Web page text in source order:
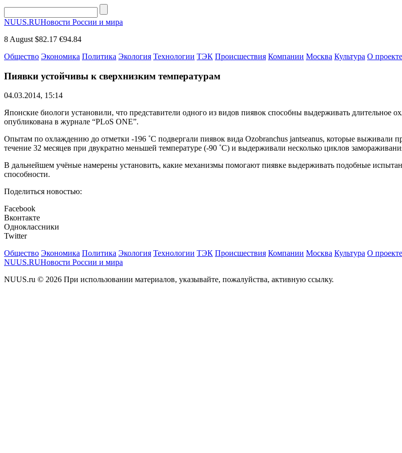
NUUS.RUНовости России и мира
8 August $82.17 €94.84
Общество Экономика Политика Экология Технологии ТЭК Происшествия Компании Москва Культура О проекте
Пиявки устойчивы к сверхнизким температурам
04.03.2014, 15:14
Японские биологи установили, что представители одного из видов пиявок способны выдерживать длительное
опубликована в журнале “PLoS ONE”.
Опытам по охлаждению до отметки -196 ˚C подвергали пиявок вида Ozobranchus jantseanus, которые выживали
течение 32 месяцев при двукратно меньшей температуре (-90 ˚C) и выдерживали несколько циклов
В дальнейшем учёные намерены установить, какие механизмы помогают пиявке выдерживать подобные
способности.
Поделиться новостью:
Facebook
Вконтакте
Одноклассники
Twitter
Общество Экономика Политика Экология Технологии ТЭК Происшествия Компании Москва Культура О проекте
NUUS.RUНовости России и мира
NUUS.ru © 2026 При использовании материалов, указывайте, пожалуйства, активную ссылку.